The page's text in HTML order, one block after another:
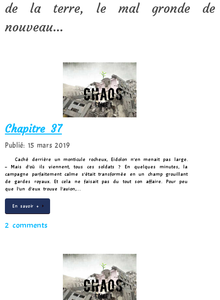
de la terre, le mal gronde de
nouveau…
Chapitre 37
Publié: 15 mars 2019
Caché derrière un monticule rocheux, Eidolon n’en menait pas large.
– Mais d’où ils viennent, tous ces soldats ? En quelques minutes, la
campagne parfaitement calme s’était transformée en un champ grouillant
de gardes royaux. Et cela ne faisait pas du tout son affaire. Pour peu
que l’un d’eux trouve l’avion,…
En savoir +
2 comments